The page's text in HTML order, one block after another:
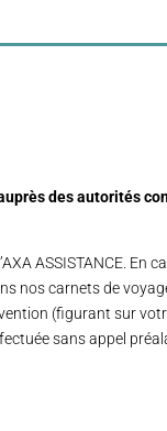
des autorités
ASSISTANCE.
nos carnets de
(figurant sur
sans appel